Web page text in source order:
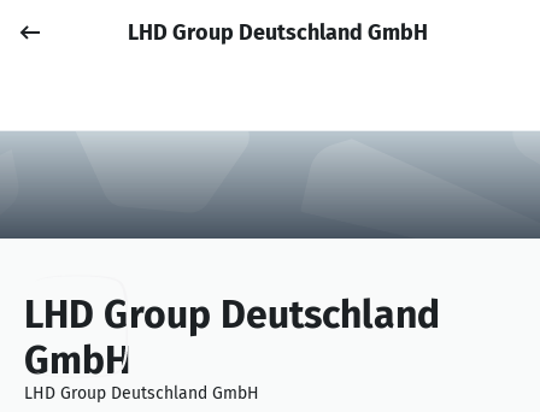
Anmelden
LHD Group Deutschland GmbH
LHD Group Deutschland
GmbH
LHD Group Deutschland GmbH